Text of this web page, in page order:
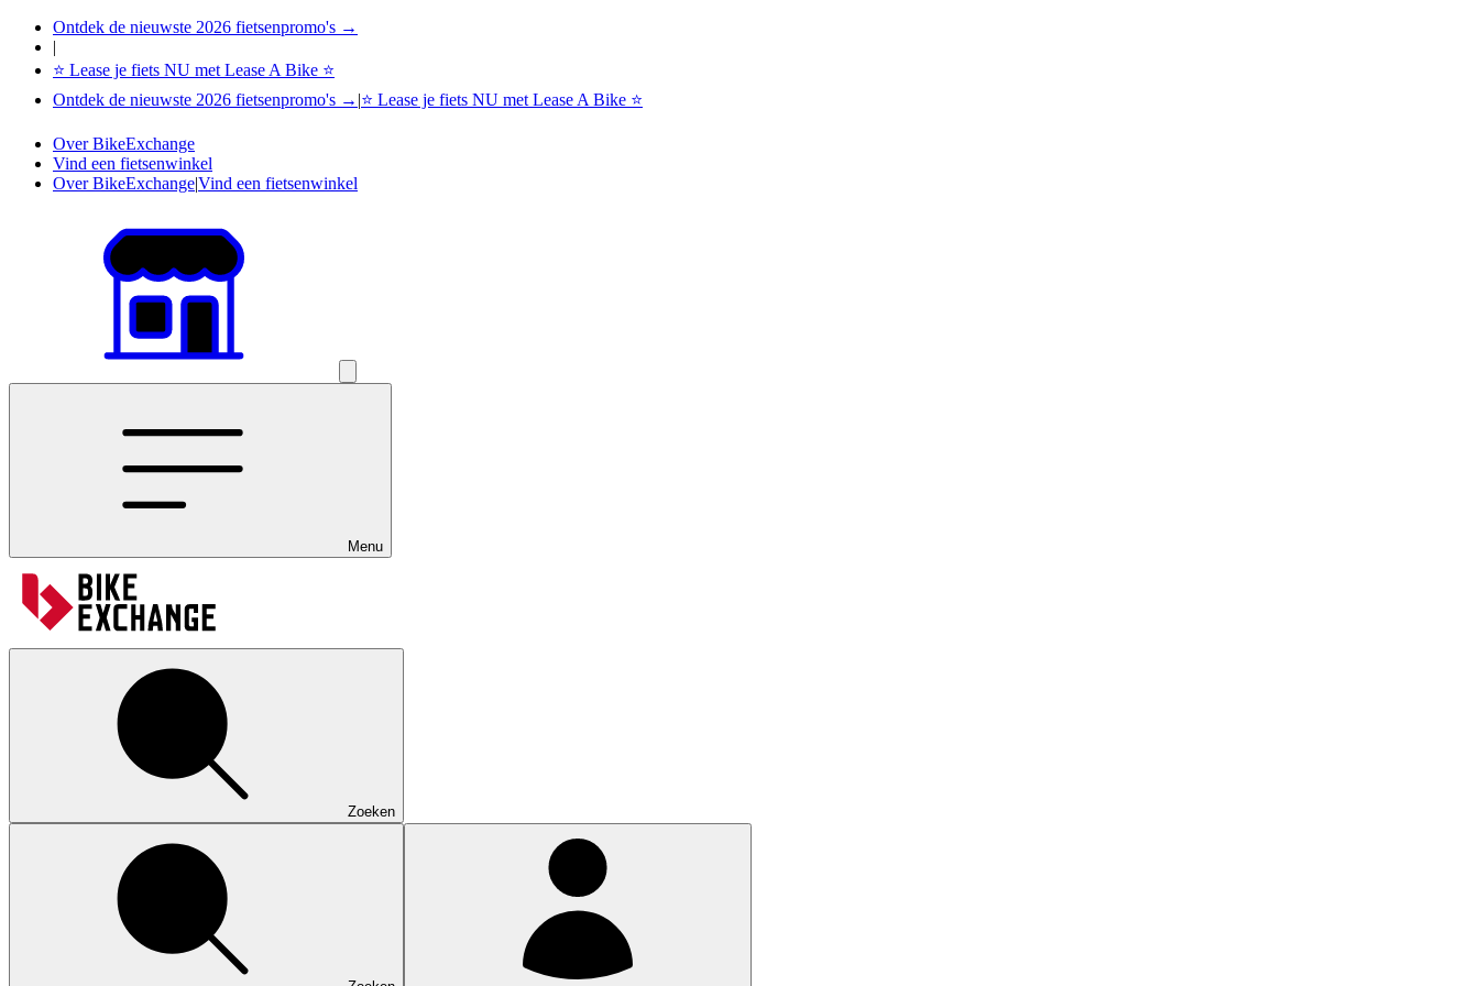
Ontdek de nieuwste 2026 fietsenpromo's →
|
⭐ Lease je fiets NU met Lease A Bike ⭐
Ontdek de nieuwste 2026 fietsenpromo's → |⭐ Lease je fiets NU met Lease A Bike ⭐
Over BikeExchange
Vind een fietsenwinkel
Over BikeExchange|Vind een fietsenwinkel
Menu
Zoeken